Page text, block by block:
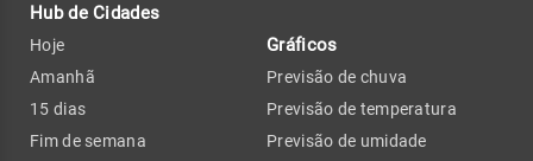
Hub de Cidades
Hoje
Amanhã
15 dias
Fim de semana
Gráficos
Previsão de chuva
Previsão de temperatura
Previsão de umidade